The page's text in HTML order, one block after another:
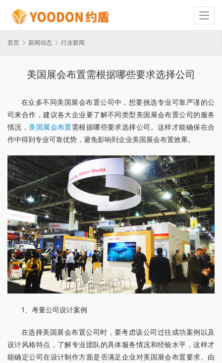
首页 新闻动态 行业新闻
美国展会布置需根据哪些要求选择公司
在众多不同美国展会布置公司中，想要挑选专业可靠严谨的公
司来合作，建议各大企业要了解不同类型美国展会布置公司的服务
情况， 美国展会布置需根据哪些要求选择公司。这样才能确保在合
作中得到专业可靠优势，避免影响到企业美国展会布置效果。
1、考量公司设计案例
在选择美国展会布置公司时，要考虑该公司过往成功案例以及
设计风格特点，了解专业团队的具体服务情况和经验水平，这样才
能确定公司在设计制作方面是否满足企业对美国展会布置要求。由